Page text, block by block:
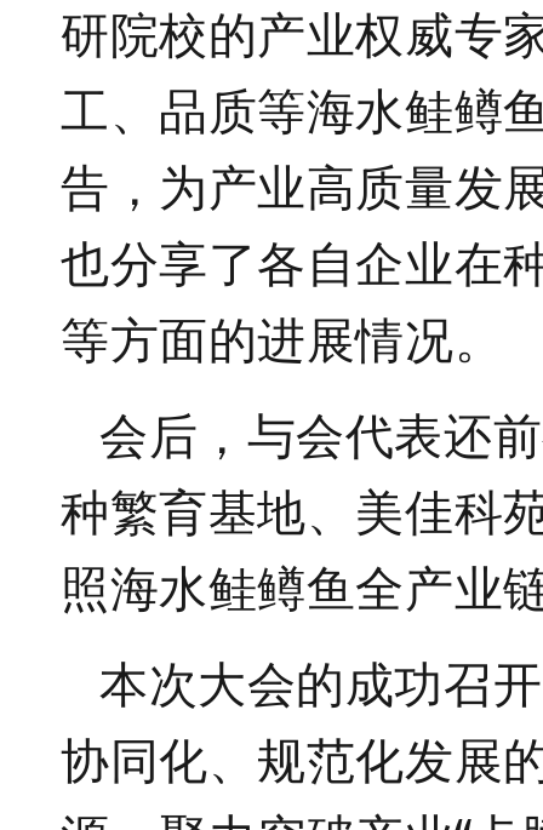
研院校的产业权威专
工、品质等海水鲑鳟
告，为产业高质量发
也分享了各自企业在
等方面的进展情况。
会后，与会代表还
种繁育基地、美佳科
照海水鲑鳟鱼全产业
本次大会的成功召
协同化、规范化发展